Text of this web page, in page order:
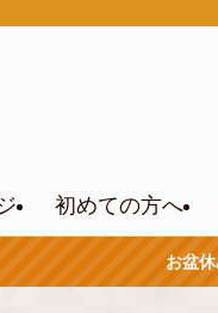
初めての方へ
お盆